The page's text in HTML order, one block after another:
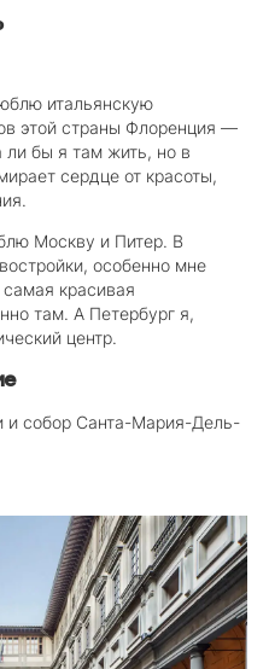
итальянскую
этой страны Флоренция —
бы я там жить, но в
сердце от красоты,
Москву и Питер. В
особенно мне
красивая
там. А Петербург я,
центр.
собор Санта-Мария-Дель-